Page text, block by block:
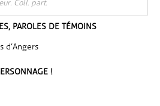
Coll. part.
PAROLES DE TÉMOINS
d’Angers
!